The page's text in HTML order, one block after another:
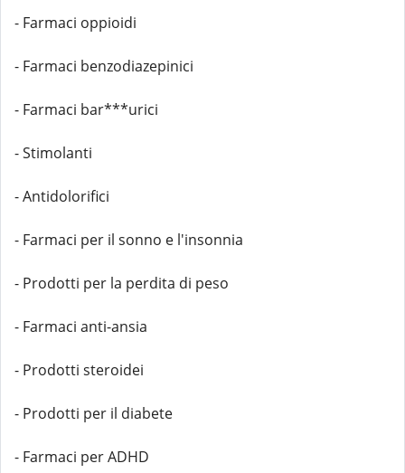
- Farmaci oppioidi
- Farmaci benzodiazepinici
- Farmaci bar***urici
- Stimolanti
- Antidolorifici
- Farmaci per il sonno e l'insonnia
- Prodotti per la perdita di peso
- Farmaci anti-ansia
- Prodotti steroidei
- Prodotti per il diabete
- Farmaci per ADHD